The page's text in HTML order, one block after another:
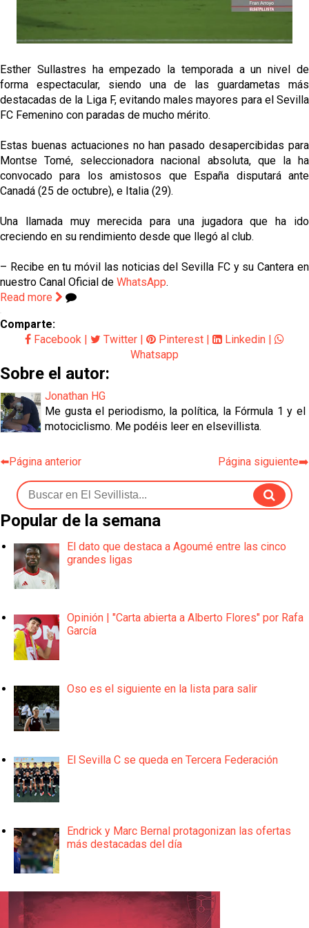
La cita ante el Espanyol a domicilio ya tiene horario
El dato que destaca a Agoumé entre las cinco
grandes ligas
Alberto Flores, muy cerca de convertirse en nuevo
jugador del Granada CF
Flores
El Sevilla continúa con despidos y rechaza una
oferta de 420 millones por el club
Esther Sullastres ha empezado la temporada a un nivel de
forma espectacular, siendo una de las guardametas más
destacadas de la Liga F, evitando males mayores para el Sevilla
FC Femenino con paradas de mucho mérito.
Estas buenas actuaciones no han pasado desapercibidas para
Montse Tomé, seleccionadora nacional absoluta, que la ha
convocado para los amistosos que España disputará ante
Canadá (25 de octubre), e Italia (29).
Una llamada muy merecida para una jugadora que ha ido
creciendo en su rendimiento desde que llegó al club.
– Recibe en tu móvil las noticias del Sevilla FC y su Cantera en
nuestro Canal Oficial de WhatsApp.
Read more
Comparte:
Facebook | Twitter | Pinterest | Linkedin |
Whatsapp
Sobre el autor:
Jonathan HG
Me gusta el periodismo, la política, la Fórmula 1 y el
motociclismo. Me podéis leer en elsevillista.
⬅️Página anterior Página siguiente➡️
Popular de la semana
El dato que destaca a Agoumé entre las cinco
grandes ligas
Opinión | "Carta abierta a Alberto Flores" por Rafa
García
Oso es el siguiente en la lista para salir
El Sevilla C se queda en Tercera Federación
Endrick y Marc Bernal protagonizan las ofertas
más destacadas del día